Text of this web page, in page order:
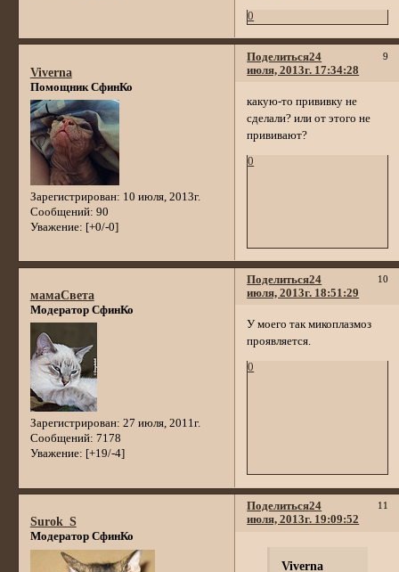
0
Поделиться 9
24
июля, 2013г. 17:34:28
Viverna
Помощник СфинКо
Зарегистрирован: 10 июля, 2013г.
Сообщений: 90
Уважение: [+0/-0]
какую-то прививку не
сделали? или от этого не
прививают?
0
Поделиться 10
24
июля, 2013г. 18:51:29
мамаСвета
Модератор СфинКо
Зарегистрирован: 27 июля, 2011г.
Сообщений: 7178
Уважение: [+19/-4]
У моего так микоплазмоз
проявляется.
0
Поделиться 11
24
июля, 2013г. 19:09:52
Surok_S
Модератор СфинКо
Viverna